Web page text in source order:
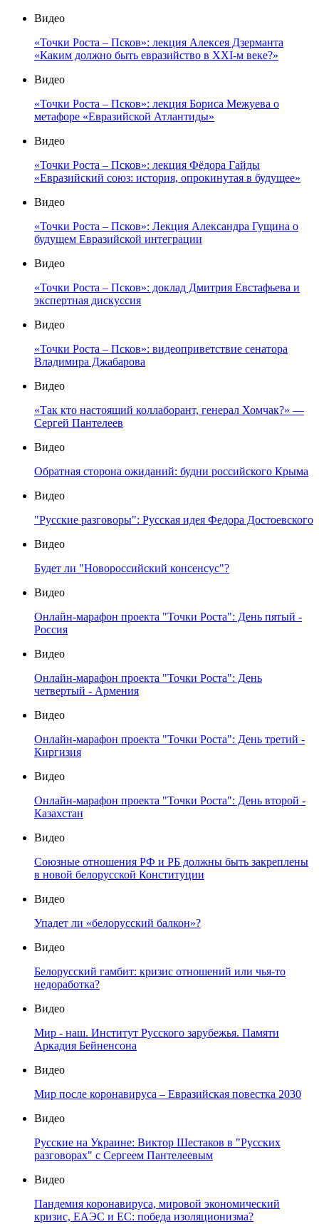
Видео
«Точки Роста – Псков»: лекция Алексея Дзерманта
«Каким должно быть евразийство в XXI-м веке?»
Видео
«Точки Роста – Псков»: лекция Бориса Межуева о
метафоре «Евразийской Атлантиды»
Видео
«Точки Роста – Псков»: лекция Фёдора Гайды
«Евразийский союз: история, опрокинутая в будущее»
Видео
«Точки Роста – Псков»: Лекция Александра Гущина о
будущем Евразийской интеграции
Видео
«Точки Роста – Псков»: доклад Дмитрия Евстафьева и
экспертная дискуссия
Видео
«Точки Роста – Псков»: видеоприветствие сенатора
Владимира Джабарова
Видео
«Так кто настоящий коллаборант, генерал Хомчак?» —
Сергей Пантелеев
Видео
Обратная сторона ожиданий: будни российского Крыма
Видео
"Русские разговоры": Русская идея Федора Достоевского
Видео
Будет ли "Новороссийский консенсус"?
Видео
Онлайн-марафон проекта "Точки Роста": День пятый -
Россия
Видео
Онлайн-марафон проекта "Точки Роста": День
четвертый - Армения
Видео
Онлайн-марафон проекта "Точки Роста": День третий -
Киргизия
Видео
Онлайн-марафон проекта "Точки Роста": День второй -
Казахстан
Видео
Союзные отношения РФ и РБ должны быть закреплены
в новой белорусской Конституции
Видео
Упадет ли «белорусский балкон»?
Видео
Белорусский гамбит: кризис отношений или чья-то
недоработка?
Видео
Мир - наш. Институт Русского зарубежья. Памяти
Аркадия Бейненсона
Видео
Мир после коронавируса – Евразийская повестка 2030
Видео
Русские на Украине: Виктор Шестаков в "Русских
разговорах" с Сергеем Пантелеевым
Видео
Пандемия коронавируса, мировой экономический
кризис, ЕАЭС и ЕС: победа изоляционизма?